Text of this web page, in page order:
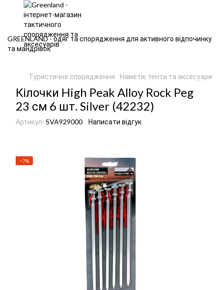
GREENLAND - одяг та спорядження для активного відпочинку
та мандрівок
Туристичне спорядження Намети, тенти та аксесуари
Кілочки High Peak Alloy Rock Peg
23 см 6 шт. Silver (42232)
Артикул: SVA929000 Написати відгук
−7%